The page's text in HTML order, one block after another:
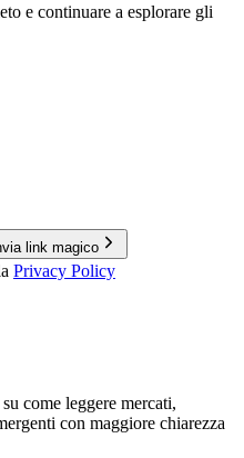
e continuare a esplorare gli
link magico
Privacy Policy
come leggere mercati,
con maggiore chiarezza